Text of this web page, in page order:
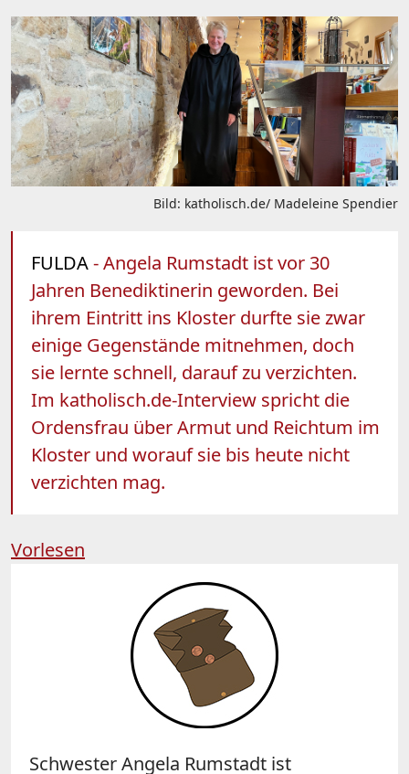
Bild: katholisch.de/ Madeleine Spendier
FULDA- Angela Rumstadt ist vor 30
Jahren Benediktinerin geworden. Bei
ihrem Eintritt ins Kloster durfte sie zwar
einige Gegenstände mitnehmen, doch
sie lernte schnell, darauf zu verzichten.
Im katholisch.de-Interview spricht die
Ordensfrau über Armut und Reichtum im
Kloster und worauf sie bis heute nicht
verzichten mag.
Vorlesen
Schwester Angela Rumstadt ist